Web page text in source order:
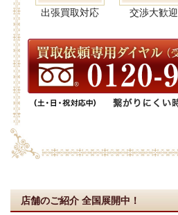
出張買取対応 交渉大歓迎
店舗のご紹介 全国展開中！